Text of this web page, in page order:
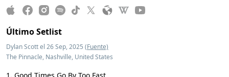
Último Setlist
Dylan Scott el 26 Sep, 2025 (Fuente)
The Pinnacle, Nashville, United States